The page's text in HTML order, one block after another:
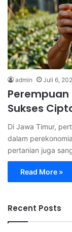
admin Juli 6,
Perempuan
Sukses
Di Jawa Timur,
dalam
pertanian juga
Read More »
Recent Posts